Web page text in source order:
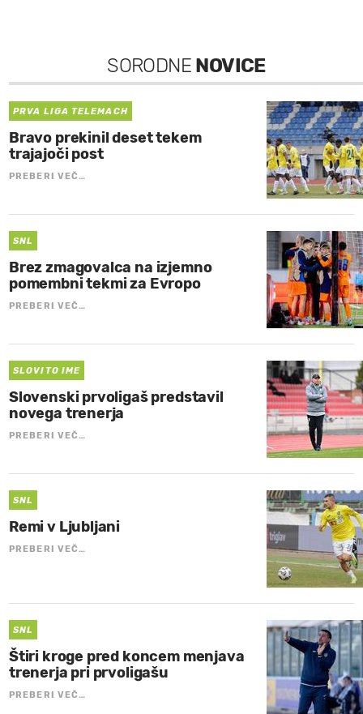
SORODNE NOVICE
PRVA LIGA TELEMACH
Bravo prekinil deset tekem
trajajoči post
PREBERI VEČ…
SNL
Brez zmagovalca na izjemno
pomembni tekmi za Evropo
PREBERI VEČ…
SLOVITO IME
Slovenski prvoligaš predstavil
novega trenerja
PREBERI VEČ…
SNL
Remi v Ljubljani
PREBERI VEČ…
SNL
Štiri kroge pred koncem menjava
trenerja pri prvoligašu
PREBERI VEČ…